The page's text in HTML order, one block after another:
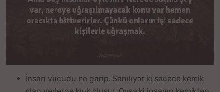
İnsan vücudu ne garip. Sanılıyor ki sadece kemik